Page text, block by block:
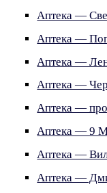
Аптека —
Аптека —
Аптека —
Аптека —
Аптека —
Аптека — 9
Аптека —
Аптека —